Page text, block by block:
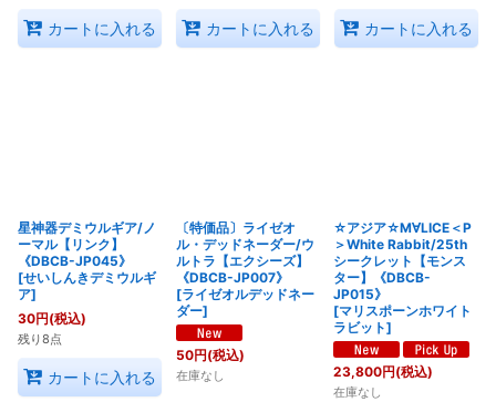
カートに入れる カートに入れる カートに入れる
星神器デミウルギア/ノ
ーマル【リンク】
《DBCB-JP045》
[せいしんきデミウルギ
ア]
30円(税込)
残り8点
カートに入れる
〔特価品〕ライゼオ
ル・デッドネーダー/ウ
ルトラ【エクシーズ】
《DBCB-JP007》
[ライゼオルデッドネー
ダー]
50円(税込)
在庫なし
☆アジア☆M∀LICE＜P
＞White Rabbit/25th
シークレット【モンス
ター】《DBCB-
JP015》
[マリスポーンホワイト
ラビット]
23,800円(税込)
在庫なし